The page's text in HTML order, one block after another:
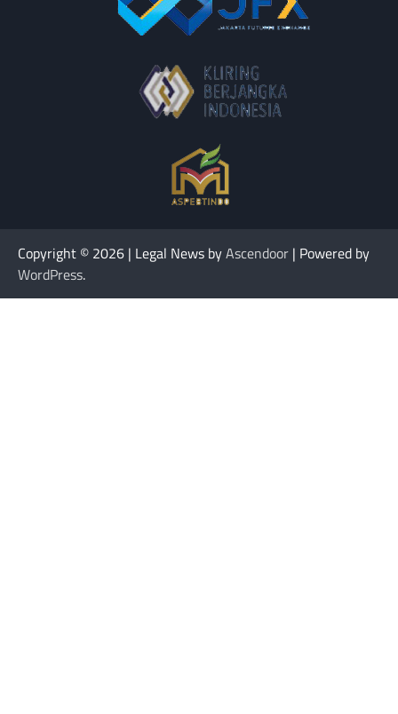
Copyright © 2026 | Legal News byAscendoor | Powered by
WordPress.